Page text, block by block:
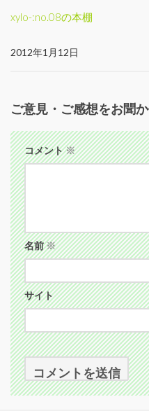
xylo-:no.08の本棚
2012年1月12日
ご意見・ご感想をお聞
コメント※
名前※
サイト